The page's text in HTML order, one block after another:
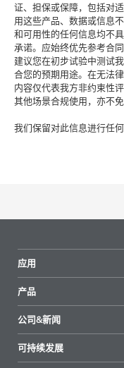
证、担保或保障，包括对
用这些产品、数据或信息
和可用性的任何信息均不
承诺。应始终优先参考合
建议您在初步试验中测试
合您的预期用途。在无法
内容仅代表我方非约束性
其他场景合规使用，亦不
我们保留对此信息进行任
应用
产品
所有产品
重点推荐
公司&新闻
新闻
可持续发展